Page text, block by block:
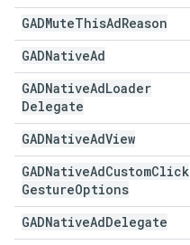
GADMuteThisAdReason
GADNativeAd
GADNativeAdLoader
Delegate
GADNativeAdView
GADNativeAdCustomClick
GestureOptions
GADNativeAdDelegate